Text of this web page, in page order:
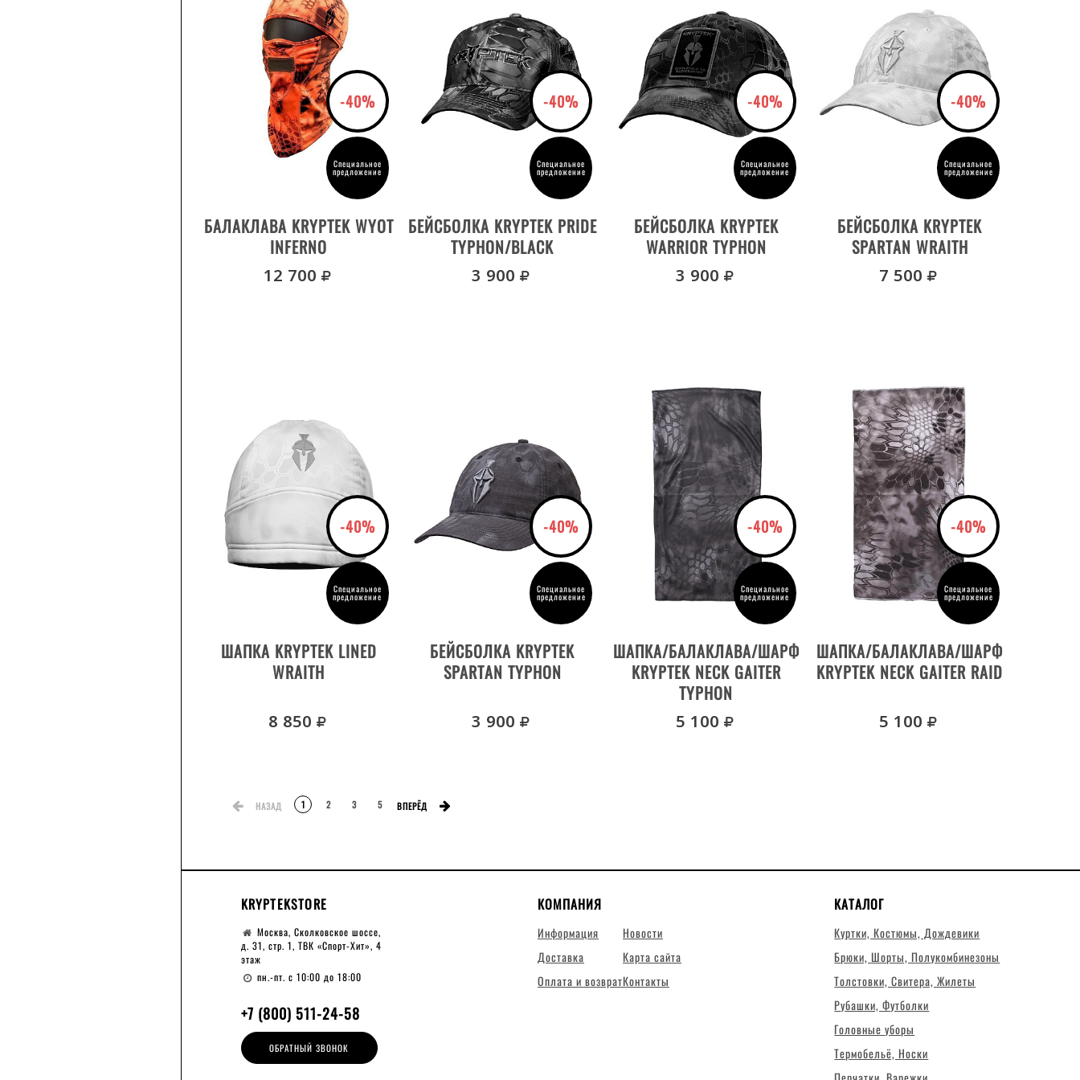
-40%
Специальное
предложение
БАЛАКЛАВА KRYPTEK WYOT
INFERNO
12 700
-40%
Специальное
предложение
БЕЙСБОЛКА KRYPTEK PRIDE
TYPHON/BLACK
3 900
-40%
Специальное
предложение
БЕЙСБОЛКА KRYPTEK
WARRIOR TYPHON
3 900
-40%
Специальное
предложение
БЕЙСБОЛКА KRYPTEK
SPARTAN WRAITH
7 500
-40%
Специальное
предложение
ШАПКА KRYPTEK LINED
WRAITH
8 850
-40%
Специальное
предложение
БЕЙСБОЛКА KRYPTEK
SPARTAN TYPHON
3 900
-40%
Специальное
предложение
ШАПКА/БАЛАКЛАВА/ШАРФ
KRYPTEK NECK GAITER
TYPHON
5 100
-40%
Специальное
предложение
ШАПКА/БАЛАКЛАВА/ШАРФ
KRYPTEK NECK GAITER RAID
5 100
НАЗАД 1 2 3 5 ВПЕРЁД
KRYPTEKSTORE
Москва, Сколковское шоссе,
д. 31, стр. 1, ТВК «Спорт-Хит», 4
этаж
пн.-пт. с 10:00 до 18:00
+7 (800) 511-24-58
ОБРАТНЫЙ ЗВОНОК
КОМПАНИЯ
Информация
Доставка
Оплата и возврат
Новости
Карта сайта
Контакты
КАТАЛОГ
Куртки, Костюмы, Дождевики
Брюки, Шорты, Полукомбинезоны
Толстовки, Свитера, Жилеты
Рубашки, Футболки
Головные уборы
Термобельё, Носки